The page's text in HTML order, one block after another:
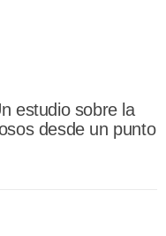
estudio sobre la
desde un punto